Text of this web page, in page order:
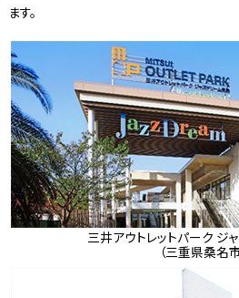
ます。
三井アウトレットパーク ジ
（三重県桑名市